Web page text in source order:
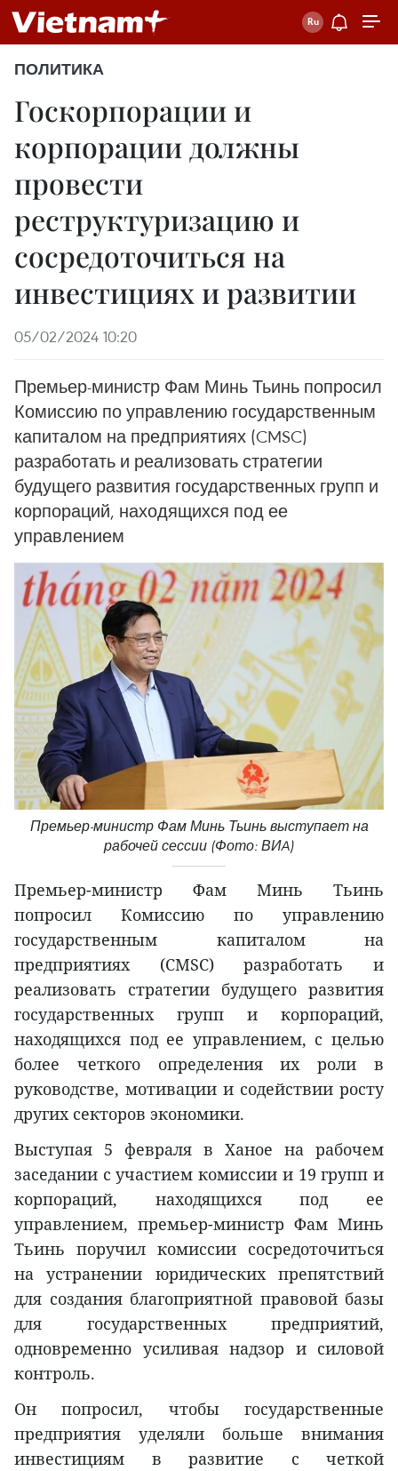
ПОЛИТИКА
Госкорпорации и
корпорации должны
провести
реструктуризацию и
сосредоточиться на
инвестициях и развитии
05/02/2024 10:20
Премьер-министр Фам Минь Тьинь попросил
Комиссию по управлению государственным
капиталом на предприятиях (CMSC)
разработать и реализовать стратегии
будущего развития государственных групп и
корпораций, находящихся под ее
управлением
Премьер-министр Фам Минь Тьинь выступает на
рабочей сессии (Фото: ВИA)
Премьер-министр Фам Минь Тьинь
попросил Комиссию по управлению
государственным капиталом на
предприятиях (CMSC) разработать и
реализовать стратегии будущего развития
государственных групп и корпораций,
находящихся под ее управлением, с целью
более четкого определения их роли в
руководстве, мотивации и содействии росту
других секторов экономики.
Выступая 5 февраля в Ханое на рабочем
заседании с участием комиссии и 19 групп и
корпораций, находящихся под ее
управлением, премьер-министр Фам Минь
Тьинь поручил комиссии сосредоточиться
на устранении юридических препятствий
для создания благоприятной правовой базы
для государственных предприятий,
одновременно усиливая надзор и силовой
контроль.
Он попросил, чтобы государственные
предприятия уделяли больше внимания
инвестициям в развитие с четкой